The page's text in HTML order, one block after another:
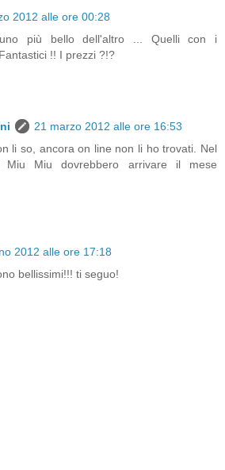
2012 alle ore 00:28
più bello dell'altro ... Quelli con i
!! I prezzi ?!?
21 marzo 2012 alle ore 16:53
li so, ancora on line non li ho trovati. Nel
Miu dovrebbero arrivare il mese
2012 alle ore 17:18
bellissimi!!! ti seguo!